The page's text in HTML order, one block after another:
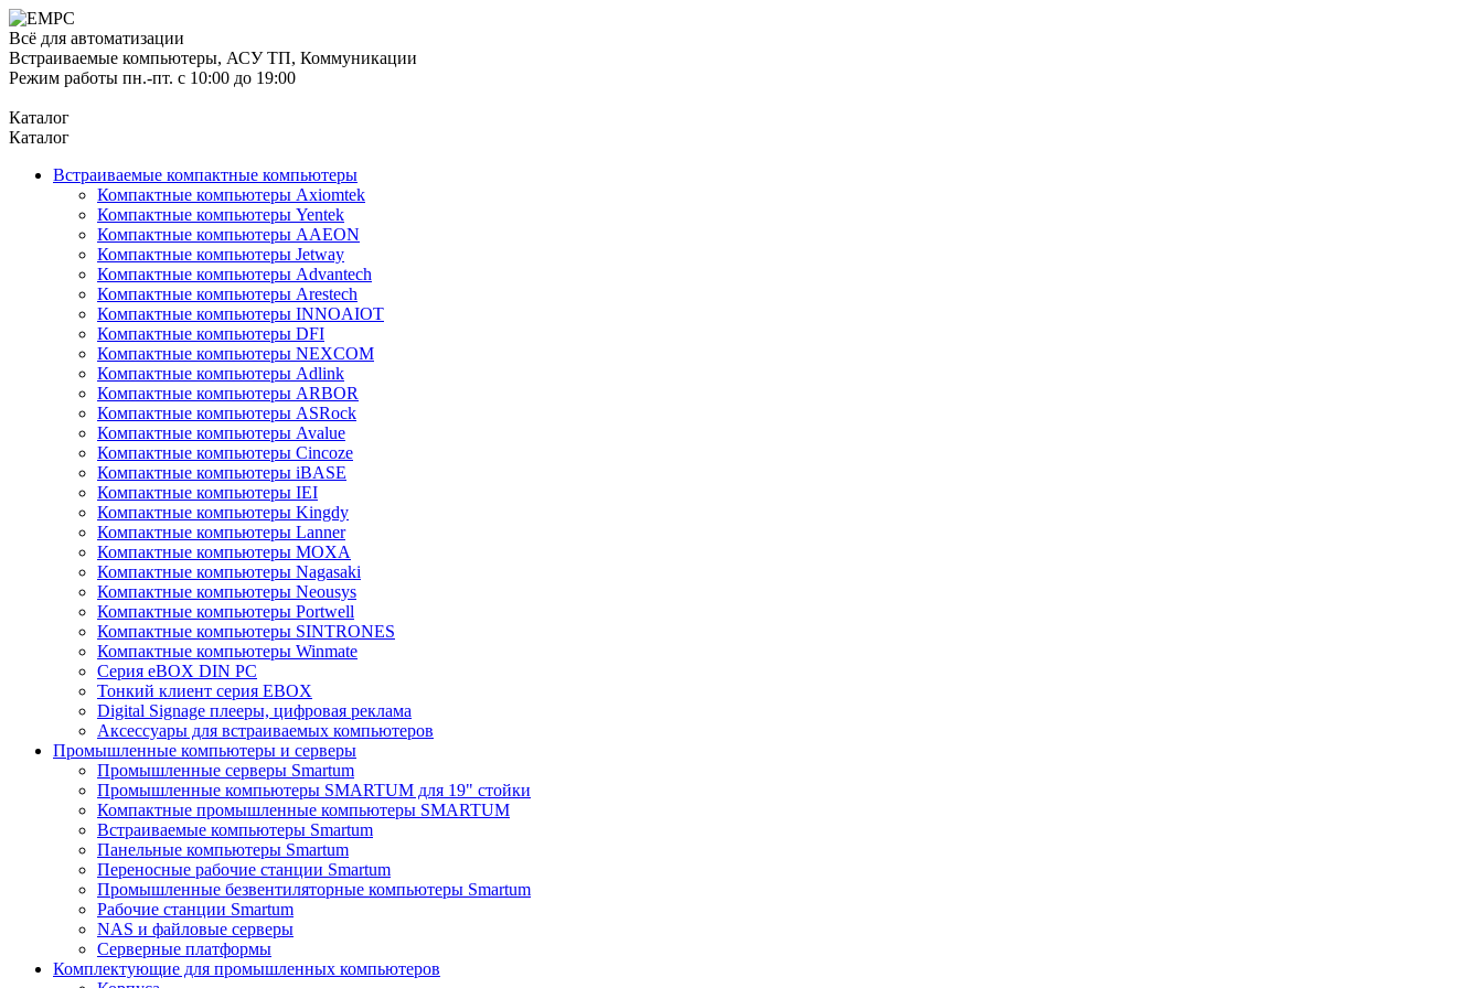
Всё для автоматизации
Встраиваемые компьютеры, АСУ ТП, Коммуникации
Режим работы пн.-пт. с 10:00 до 19:00
Каталог
Каталог
Встраиваемые компактные компьютеры
Компактные компьютеры Axiomtek
Компактные компьютеры Yentek
Компактные компьютеры AAEON
Компактные компьютеры Jetway
Компактные компьютеры Advantech
Компактные компьютеры Arestech
Компактные компьютеры INNOAIOT
Компактные компьютеры DFI
Компактные компьютеры NEXCOM
Компактные компьютеры Adlink
Компактные компьютеры ARBOR
Компактные компьютеры ASRock
Компактные компьютеры Avalue
Компактные компьютеры Cincoze
Компактные компьютеры iBASE
Компактные компьютеры IEI
Компактные компьютеры Kingdy
Компактные компьютеры Lanner
Компактные компьютеры MOXA
Компактные компьютеры Nagasaki
Компактные компьютеры Neousys
Компактные компьютеры Portwell
Компактные компьютеры SINTRONES
Компактные компьютеры Winmate
Серия eBOX DIN PC
Тонкий клиент серия EBOX
Digital Signage плееры, цифровая реклама
Аксессуары для встраиваемых компьютеров
Промышленные компьютеры и серверы
Промышленные серверы Smartum
Промышленные компьютеры SMARTUM для 19" стойки
Компактные промышленные компьютеры SMARTUM
Встраиваемые компьютеры Smartum
Панельные компьютеры Smartum
Переносные рабочие станции Smartum
Промышленные безвентиляторные компьютеры Smartum
Рабочие станции Smartum
NAS и файловые серверы
Серверные платформы
Комплектующие для промышленных компьютеров